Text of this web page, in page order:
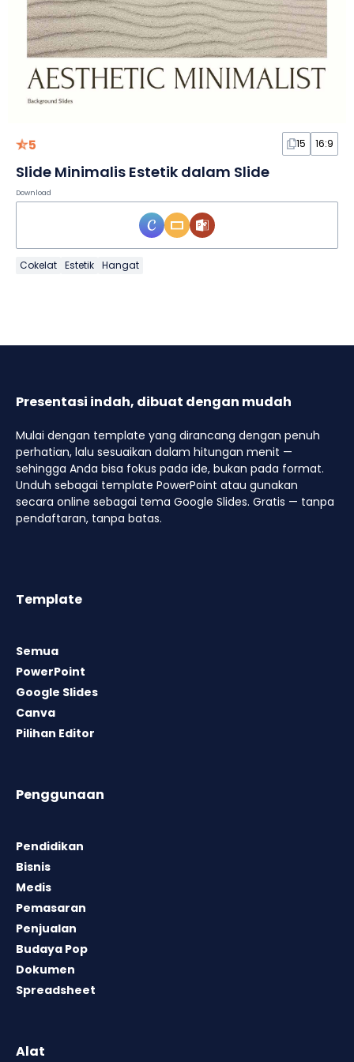
5 15 16:9
Slide Minimalis Estetik dalam Slide
Download
Cokelat Estetik Hangat
Presentasi indah, dibuat dengan mudah
Mulai dengan template yang dirancang dengan penuh
perhatian, lalu sesuaikan dalam hitungan menit —
sehingga Anda bisa fokus pada ide, bukan pada format.
Unduh sebagai template PowerPoint atau gunakan
secara online sebagai tema Google Slides. Gratis — tanpa
pendaftaran, tanpa batas.
Template
Semua
PowerPoint
Google Slides
Canva
Pilihan Editor
Penggunaan
Pendidikan
Bisnis
Medis
Pemasaran
Penjualan
Budaya Pop
Dokumen
Spreadsheet
Alat